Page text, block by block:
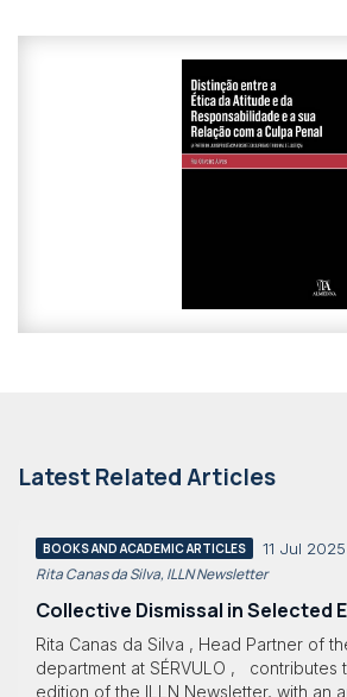
Latest Related Articles
BOOKS AND ACADEMIC ARTICLES 11 Jul 2025
Rita Canas da Silva, ILLN Newsletter
Collective Dismissal in Selected
Rita Canas da Silva , Head Partner of
department at SÉRVULO , contributes
edition of the ILLN Newsletter, with an